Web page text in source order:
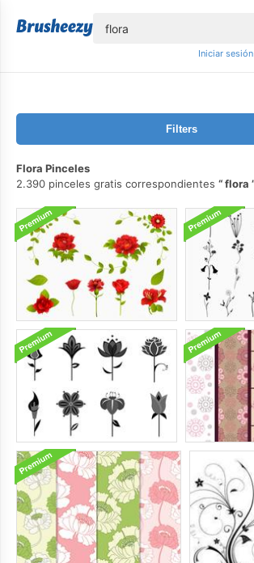
Iniciar sesión
Filters
Flora Pinceles
2.390 pinceles gratis correspondientes
flora